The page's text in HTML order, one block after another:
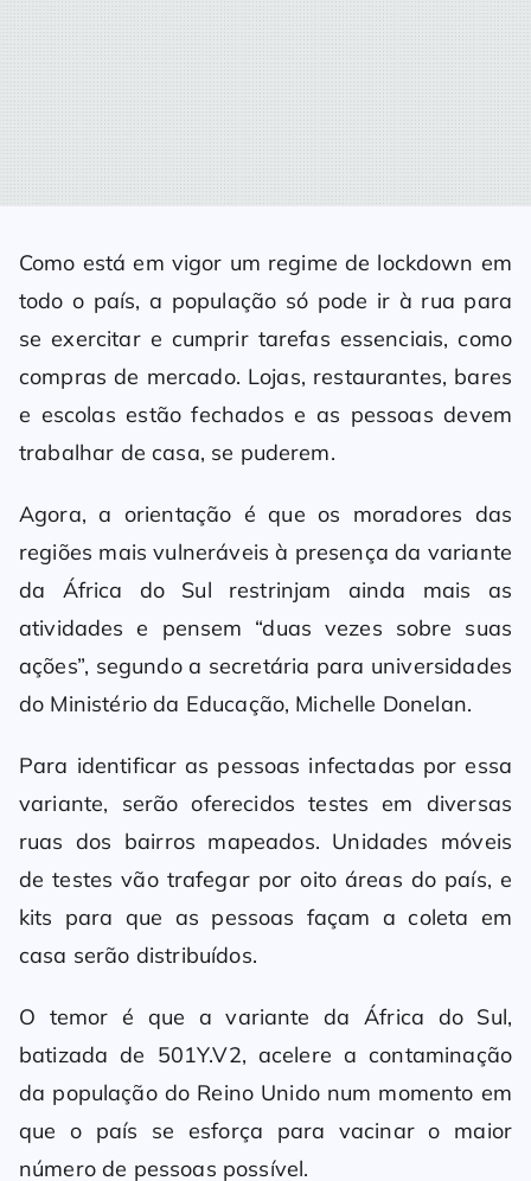
Como está em vigor um regime de lockdown em
todo o país, a população só pode ir à rua para
se exercitar e cumprir tarefas essenciais, como
compras de mercado. Lojas, restaurantes, bares
e escolas estão fechados e as pessoas devem
trabalhar de casa, se puderem.
Agora, a orientação é que os moradores das
regiões mais vulneráveis à presença da variante
da África do Sul restrinjam ainda mais as
atividades e pensem “duas vezes sobre suas
ações”, segundo a secretária para universidades
do Ministério da Educação, Michelle Donelan.
Para identificar as pessoas infectadas por essa
variante, serão oferecidos testes em diversas
ruas dos bairros mapeados. Unidades móveis
de testes vão trafegar por oito áreas do país, e
kits para que as pessoas façam a coleta em
casa serão distribuídos.
O temor é que a variante da África do Sul,
batizada de 501Y.V2, acelere a contaminação
da população do Reino Unido num momento em
que o país se esforça para vacinar o maior
número de pessoas possível.